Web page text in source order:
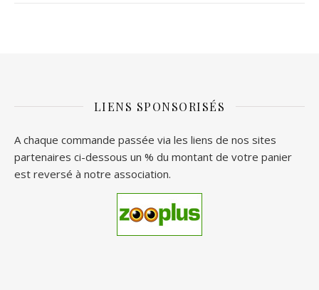
LIENS SPONSORISÉS
A chaque commande passée via les liens de nos sites
partenaires ci-dessous un % du montant de votre panier
est reversé à notre association.